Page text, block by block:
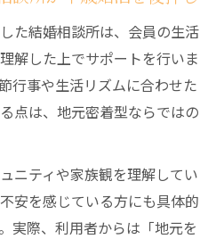
た結婚相談所は、会員の生活
解した上でサポートを行いま
行事や生活リズムに合わせた
点は、地元密着型ならではの
ニティや家族観を理解してい
安を感じている方にも具体的
実際、利用者からは「地元を